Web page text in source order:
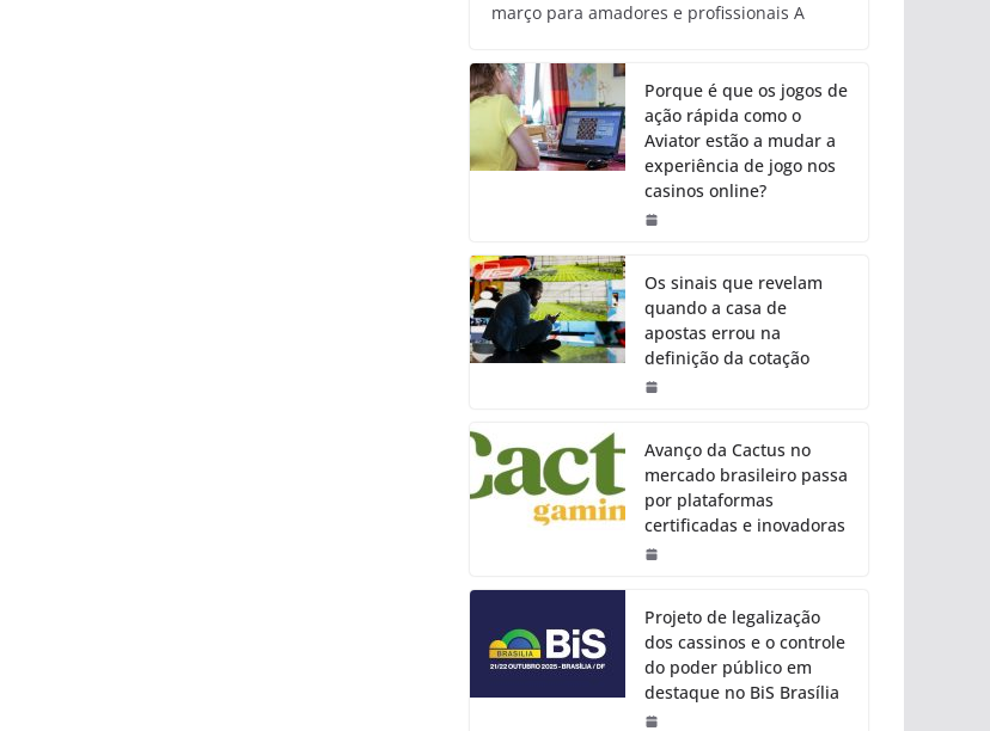
março para amadores e profissionais A
Porque é que os jogos de
ação rápida como o
Aviator estão a mudar a
experiência de jogo nos
casinos online?
Os sinais que revelam
quando a casa de
apostas errou na
definição da cotação
Avanço da Cactus no
mercado brasileiro passa
por plataformas
certificadas e inovadoras
Projeto de legalização
dos cassinos e o controle
do poder público em
destaque no BiS Brasília